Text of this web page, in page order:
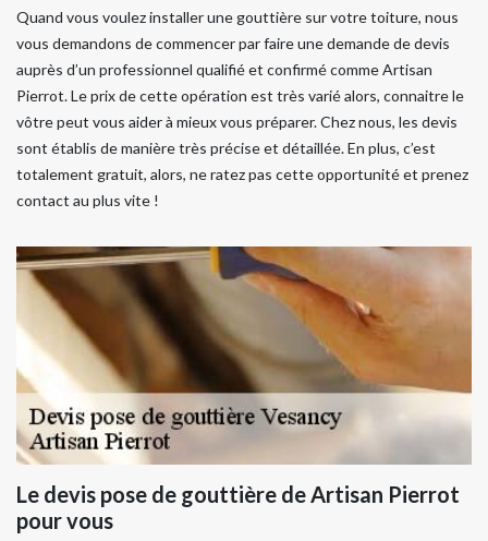
Quand vous voulez installer une gouttière sur votre toiture, nous
vous demandons de commencer par faire une demande de devis
auprès d’un professionnel qualifié et confirmé comme Artisan
Pierrot. Le prix de cette opération est très varié alors, connaitre le
vôtre peut vous aider à mieux vous préparer. Chez nous, les devis
sont établis de manière très précise et détaillée. En plus, c’est
totalement gratuit, alors, ne ratez pas cette opportunité et prenez
contact au plus vite !
Le devis pose de gouttière de Artisan Pierrot
pour vous